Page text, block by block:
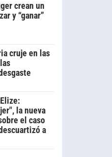
crean un
y “ganar”
cruje en las
la nueva
el caso
a